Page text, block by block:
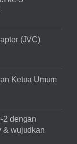
(JVC)
Ketua Umum
2 dengan
& wujudkan